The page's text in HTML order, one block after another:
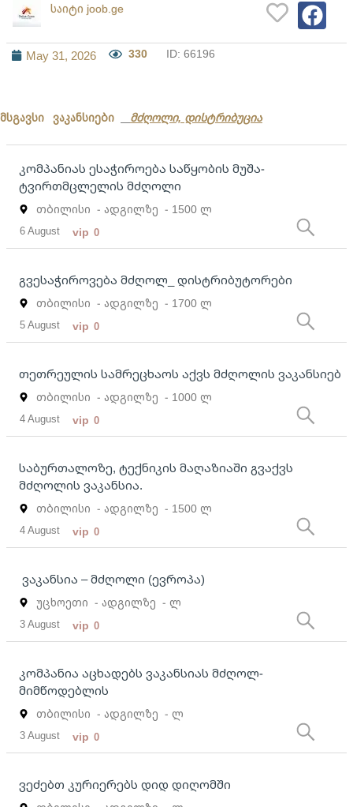
საიტი joob.ge
May 31, 2026 330 ID: 66196
მსგავსი ვაკანსიები მძღოლი, დისტრიბუცია
კომპანიას ესაჭიროება საწყობის მუშა-
ტვირთმცლელის მძღოლი
თბილისი - ადგილზე - 1500 ლ
6 August vip 0
გვესაჭიროვება მძღოლ_ დისტრიბუტორები
თბილისი - ადგილზე - 1700 ლ
5 August vip 0
თეთრეულის სამრეცხაოს აქვს მძღოლის ვაკანსიებ
თბილისი - ადგილზე - 1000 ლ
4 August vip 0
საბურთალოზე, ტექნიკის მაღაზიაში გვაქვს
მძღოლის ვაკანსია.
თბილისი - ადგილზე - 1500 ლ
4 August vip 0
ვაკანსია – მძღოლი (ევროპა)
უცხოეთი - ადგილზე - ლ
3 August vip 0
კომპანია აცხადებს ვაკანსიას მძღოლ-
მიმწოდებლის
თბილისი - ადგილზე - ლ
3 August vip 0
ვეძებთ კურიერებს დიდ დიღომში